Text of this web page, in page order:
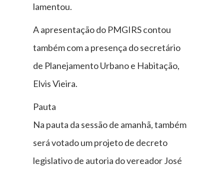
lamentou.
A apresentação do PMGIRS contou
também com a presença do secretário
de Planejamento Urbano e Habitação,
Elvis Vieira.
Pauta
Na pauta da sessão de amanhã, também
será votado um projeto de decreto
legislativo de autoria do vereador José